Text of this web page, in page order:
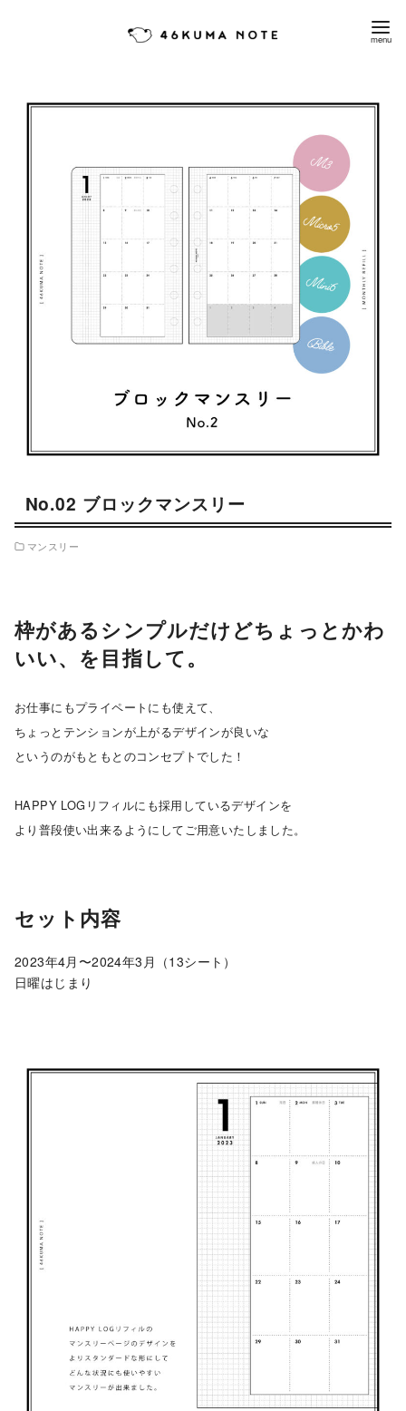
No.02 ブロックマンスリー
マンスリー
枠があるシンプルだけどちょっとかわ
いい、を目指して。
お仕事にもプライペートにも使えて、
ちょっとテンションが上がるデザインが良いな
というのがもともとのコンセプトでした！
HAPPY LOGリフィルにも採用しているデザインを
より普段使い出来るようにしてご用意いたしました。
セット内容
2023年4月〜2024年3月（13シート）
日曜はじまり